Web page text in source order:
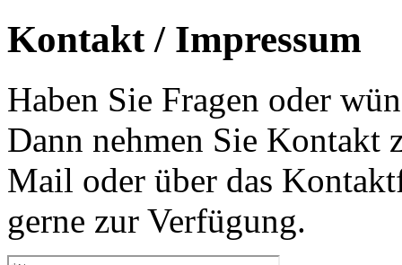
Kontakt / Impressum
Haben Sie Fragen oder
Dann nehmen Sie Kontakt
Mail oder über das
gerne zur Verfügung.